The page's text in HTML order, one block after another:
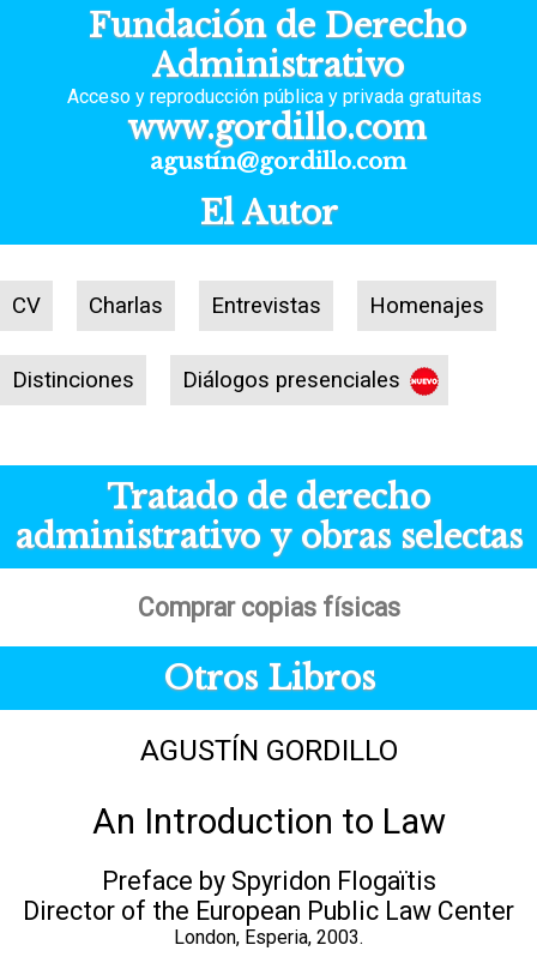
Fundación de Derecho
Administrativo
Acceso y reproducción pública y privada gratuitas
www.gordillo.com
agustín@gordillo.com
El Autor
CV Charlas Entrevistas Homenajes
Distinciones Diálogos presenciales
Tratado de derecho
administrativo y obras selectas
Comprar copias físicas
Otros Libros
AGUSTÍN GORDILLO
An Introduction to Law
Preface by Spyridon Flogaïtis
Director of the European Public Law Center
London, Esperia, 2003.